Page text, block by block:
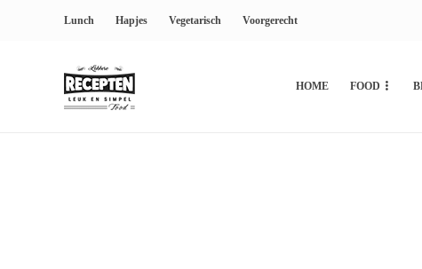
Lunch Hapjes Vegetarisch Voorgerecht
HOME FOOD